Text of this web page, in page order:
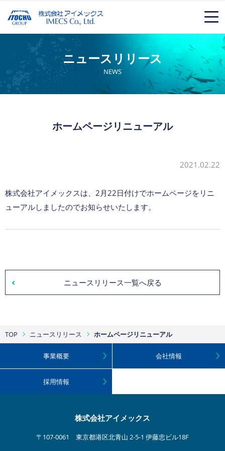
NEWS
ニュースリリース
ホームページリニューアル
2021.02.22
株式会社アイメックスは、2月22日付けでホームページをリニ
ューアルしましたのでお知らせいたします。
ニュースリリース一覧へ戻る
TOP ニュースリリース ホームページリニューアル
株式会社アイメックス
〒107-0061 東京都港区北青山 2-5-1 伊藤忠ビル18F
事業概要 会社情報
採用情報